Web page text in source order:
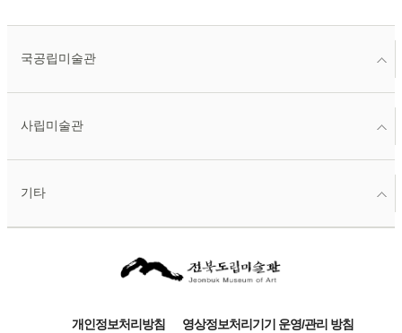
국공립미술관
사립미술관
기타
개인정보처리방침
영상정보처리기기 운영/관리 방침